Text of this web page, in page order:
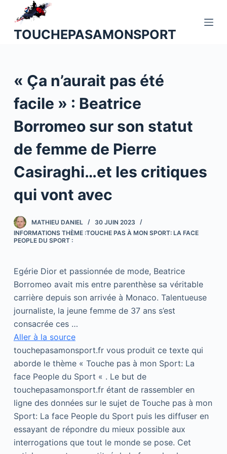
u
o
e
u
TOUCHEPASAMONSPORT
« Ça n’aurait pas été
facile » : Beatrice
Borromeo sur son statut
de femme de Pierre
Casiraghi…et les critiques
qui vont avec
MATHIEU DANIEL
30 JUIN 2023
INFORMATIONS THÈME :TOUCHE PAS À MON SPORT: LA FACE
PEOPLE DU SPORT :
Egérie Dior et passionnée de mode, Beatrice
Borromeo avait mis entre parenthèse sa véritable
carrière depuis son arrivée à Monaco. Talentueuse
journaliste, la jeune femme de 37 ans s’est
consacrée ces …
Aller à la source
touchepasamonsport.fr vous produit ce texte qui
aborde le thème « Touche pas à mon Sport: La
face People du Sport « . Le but de
touchepasamonsport.fr étant de rassembler en
ligne des données sur le sujet de Touche pas à mon
Sport: La face People du Sport puis les diffuser en
essayant de répondre du mieux possible aux
interrogations que tout le monde se pose. Cet